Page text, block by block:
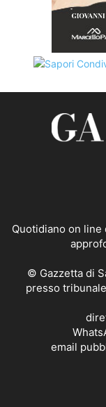
Quotidiano on
© Gazzetta di
presso
email